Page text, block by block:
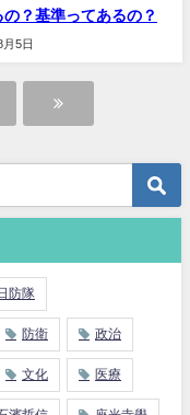
の？基準ってあるの？
5日
防隊
防衛 政治
文化 医療